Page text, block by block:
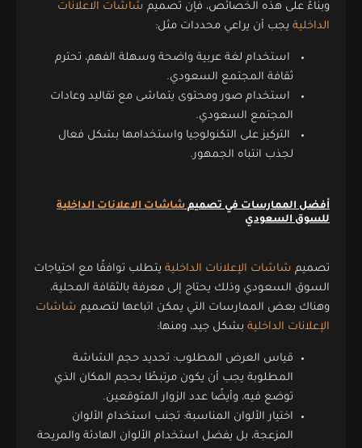
وبناءً على هذه الخصائص، فإن تصميم شاشات الاعلانات
الداخلية يجب أن يراعي محددات مثل:
استخدام لغة عربية واضحة وسهلة الفهم، تحترم
ثقافة المجتمع السعودي.
استخدام صور ومحتوى يتماشى مع تقاليد وعادات
المجتمع السعودي.
التركيز على التكنولوجيا واستخدامها بشكل فعال
لجذب انتباه الجمهور.
أفضل الممارسات في تصميم شاشات الاعلانات الداخلية
للسوق السعودي
تصميم شاشات الإعلانات الداخلية يتطلب توافقًا مع احتياجات
السوق السعودي وذلك يحتاج إلى معرفة بالثقافة المحلية،
وهناك بعض الممارسات التي يمكن اتباعها لتصميم شاشات
الإعلانات الداخلية بشكل جيد، ومنها:
قياس العرض المطلوب: تحديد حجم الشاشة
المطلوبة يجب أن يكون مرتبطًا بحجم المكان الذي
توضع فيه، وأيضًا عدد الزوار المتوقعين.
اختيار الألوان المناسبة: تجنب استخدام الألوان
المزعجة، بل يفضل استخدام الألوان الهادئة والمريحة